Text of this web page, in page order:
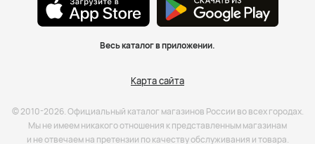
Весь каталог в приложении.
Карта сайта
© 2010-2026. Официальный каталог магазинов России во всех городах.
Мы не имеем никакого отношения к представленным магазинам
и не отвечаем на претензии по качеству обслуживания и товара.